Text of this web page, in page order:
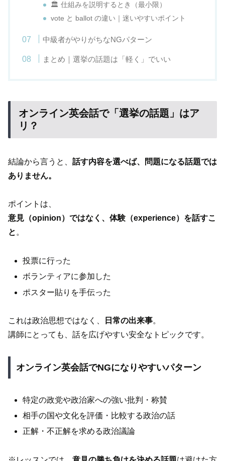
🏛️ 仕組みを説明するとき（最小限）
vote と ballot の違い｜迷いやすいポイント
中級者がやりがちなNGパターン
まとめ｜選挙の話題は「軽く」でいい
オンライン英会話で「選挙の話題」はア
リ？
結論から言うと、 話す内容を選べば、問題になる話題では
ありません。
ポイントは、
意見（opinion）ではなく、体験（experience）を話すこ
と。
投票に行った
ボランティアに参加した
ポスター貼りを手伝った
これは政治思想ではなく、 日常の出来事。
講師にとっても、話を広げやすい安全なトピックです。
オンライン英会話でNGになりやすいパターン
特定の政党や政治家への強い批判・称賛
相手の国や文化を評価・比較する政治の話
正解・不正解を求める政治議論